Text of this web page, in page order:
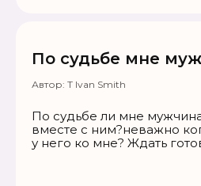
По судьбе мне
Автор: Т Ivan Smith
По судьбе ли мне
вместе с ним?неважно
у него ко мне? Ждать